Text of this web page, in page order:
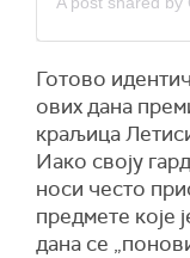
Готово
ових дана
краљица
Иако своју
носи често
предмете које
дана се